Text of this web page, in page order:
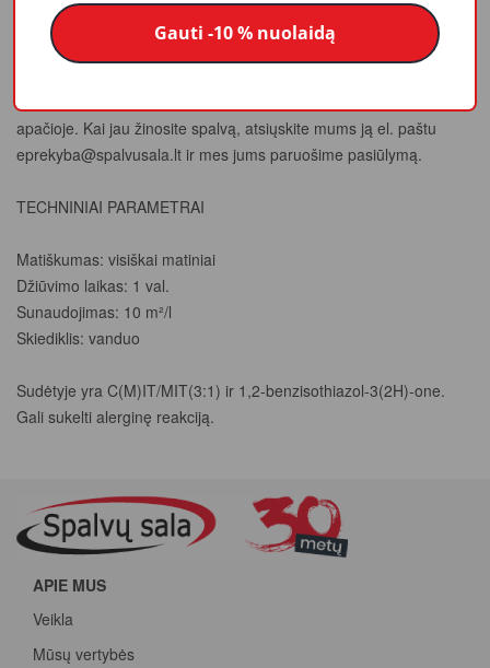
Jei dar ne esate apsisprendę dėl spalvos, tai galite patogiai
informacijos skiltyje "Spalvų paletė", kurią rasite puslapio
apačioje. Kai jau žinosite spalvą, atsiųskite mums ją el. paštu
eprekyba@spalvusala.lt ir mes jums paruošime pasiūlymą.
TECHNINIAI PARAMETRAI
Matiškumas: visiškai matiniai
Džiūvimo laikas: 1 val.
Sunaudojimas: 10 m²/l
Skiediklis: vanduo
Sudėtyje yra C(M)IT/MIT(3:1) ir 1,2-benzisothiazol-3(2H)-one.
Gali sukelti alerginę reakciją.
APIE MUS
Veikla
Mūsų vertybės
Gauti -10 % nuolaidą